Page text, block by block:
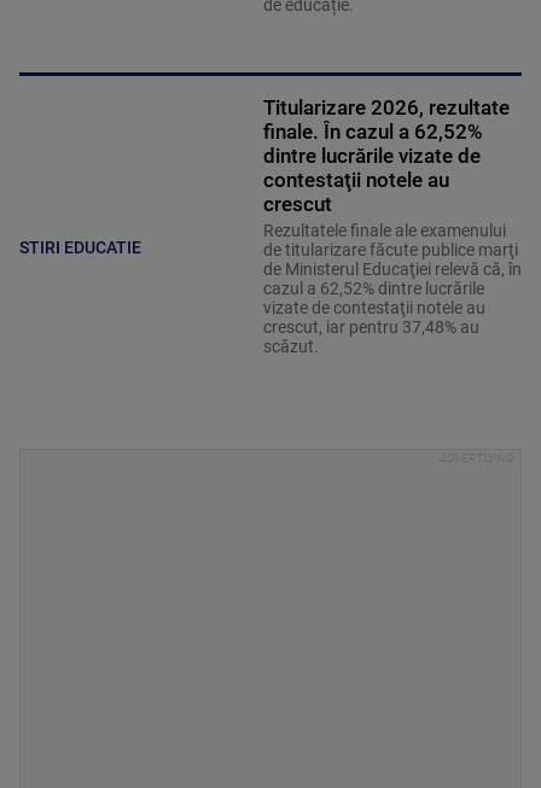
de educație.
STIRI EDUCATIE
Titularizare 2026, rezultate
finale. În cazul a 62,52%
dintre lucrările vizate de
contestaţii notele au
crescut
Rezultatele finale ale examenului
de titularizare făcute publice marţi
de Ministerul Educaţiei relevă că, în
cazul a 62,52% dintre lucrările
vizate de contestaţii notele au
crescut, iar pentru 37,48% au
scăzut.